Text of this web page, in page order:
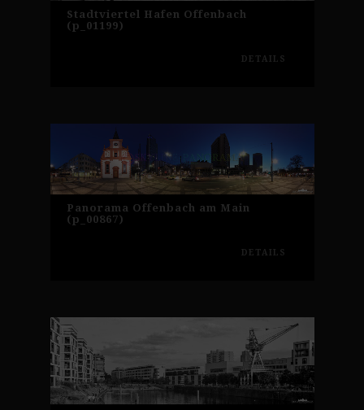
Stadtviertel Hafen Offenbach
(p_01199)
DETAILS
Panorama Offenbach am Main
(p_00867)
DETAILS